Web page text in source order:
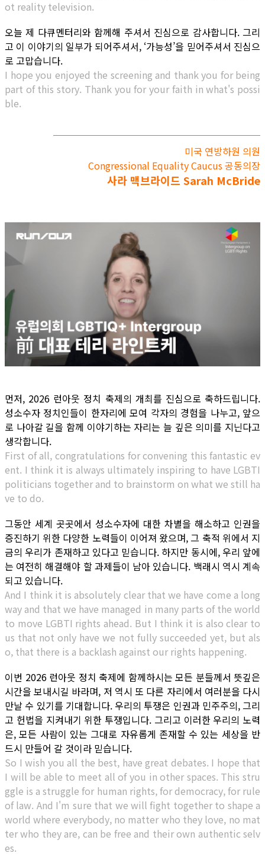
ot reality television.
오늘 제 다큐멘터리와 함께해 주셔서 진심으로 감사합니다. 그리
고 이 이야기의 일부가 되어주셔서, ‘가능성’을 믿어주셔서 진심으
로 고맙습니다.
I hope you enjoyed the screening and thank you for being
part of this story. Thank you for your faith in what's possi
ble.
미국 연방하원 의원
Congressional Equality Caucus 공동의장
사라 맥브라이드 Sarah McBride
먼저, 2026 런아웃 정치 축제의 개최를 진심으로 축하드립니다.
성소수자 정치인들이 한자리에 모여 각자의 경험을 나누고, 앞으
로 나아갈 길을 함께 이야기하는 자리는 늘 깊은 의미를 지닌다고
생각합니다.
First of all, congratulations for convening this fantastic ev
ent. I think it is always ultimately inspiring to have LGBTI
politicians together and to brainstorm on what we still ha
ve to do.
그동안 세계 곳곳에서 성소수자에 대한 차별을 해소하고 인권을
증진하기 위한 다양한 노력들이 이어져 왔으며, 그 축적 위에서 지
금의 우리가 존재하고 있다고 믿습니다. 하지만 동시에, 우리 앞에
는 여전히 해결해야 할 과제들이 남아 있습니다. 백래시 역시 계속
되고 있습니다.
And I think it is absolutely clear that we have come a long
way and that we have managed in many parts of the world
to move LGBTI rights ahead. But I think it is also clear to
us that not only have we not fully succeeded yet, but als
o, that there is a backlash against our rights happening.
이번 2026 런아웃 정치 축제에 함께하시는 모든 분들께서 뜻깊은
시간을 보내시길 바라며, 저 역시 또 다른 자리에서 여러분을 다시
만날 수 있기를 기대합니다. 우리의 투쟁은 인권과 민주주의, 그리
고 헌법을 지켜내기 위한 투쟁입니다. 그리고 이러한 우리의 노력
은, 모든 사람이 있는 그대로 자유롭게 존재할 수 있는 세상을 반
드시 만들어 갈 것이라 믿습니다.
So I wish you all the best, have great debates. I hope that
I will be able to meet all of you in other spaces. This stru
ggle is a struggle for human rights, for democracy, for rule
of law. And I'm sure that we will fight together to shape a
world where everybody, no matter who they love, no mat
ter who they are, can be free and their own authentic selv
es.